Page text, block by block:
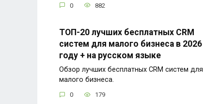
0 882
ТОП-20 лучших бесплатных CRM
систем для малого бизнеса в 2026
году + на русском языке
Обзор лучших бесплатных CRM систем для
малого бизнеса.
0 179